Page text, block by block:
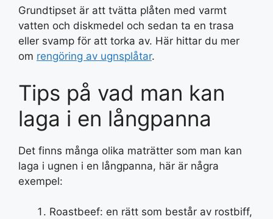
Grundtipset är att tvätta plåten med varmt
vatten och diskmedel och sedan ta en trasa
eller svamp för att torka av. Här hittar du mer
om rengöring av ugnsplåtar.
Tips på vad man kan
laga i en långpanna
Det finns många olika maträtter som man kan
laga i ugnen i en långpanna, här är några
exempel:
Roastbeef: en rätt som består av rostbiff,